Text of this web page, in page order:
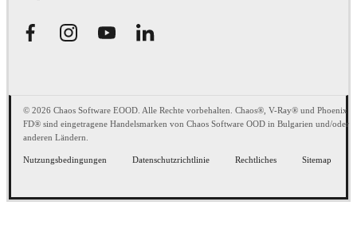
© 2026 Chaos Software EOOD. Alle Rechte vorbehalten. Chaos®, V-Ray® und Phoenix
FD® sind eingetragene Handelsmarken von Chaos Software OOD in Bulgarien und/oder
anderen Ländern.
Nutzungsbedingungen Datenschutzrichtlinie Rechtliches Sitemap